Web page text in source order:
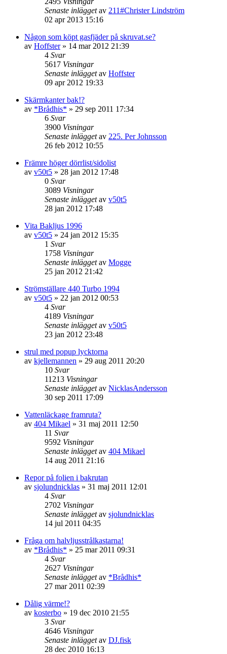
Senaste inläggetav 211#Christer Lindström
02 apr 2013 15:16
Någon som köpt gasfjäder på skruvat.se?
av Hoffster» 14 mar 2012 21:39
4 Svar
5617 Visningar
Senaste inläggetav Hoffster
09 apr 2012 19:33
Skärmkanter bak!?
av *Brådhis* » 29 sep 2011 17:34
6 Svar
3900 Visningar
Senaste inläggetav 225. Per Johnsson
26 feb 2012 10:55
Främre höger dörrlist/sidolist
av v50t5 » 28 jan 2012 17:48
0 Svar
3089 Visningar
Senaste inläggetav v50t5
28 jan 2012 17:48
Vita Bakljus 1996
av v50t5 » 24 jan 2012 15:35
1 Svar
1758 Visningar
Senaste inläggetav Mogge
25 jan 2012 21:42
Strömställare 440 Turbo 1994
av v50t5 » 22 jan 2012 00:53
4 Svar
4189 Visningar
Senaste inläggetav v50t5
23 jan 2012 23:48
strul med popup lycktorna
av kjellemannen » 29 aug 2011 20:20
10 Svar
11213 Visningar
Senaste inläggetav NicklasAndersson
30 sep 2011 17:09
Vattenläckage framruta?
av 404 Mikael » 31 maj 2011 12:50
11 Svar
9592 Visningar
Senaste inläggetav 404 Mikael
14 aug 2011 21:16
Repor på folien i bakrutan
av sjolundnicklas » 31 maj 2011 12:01
4 Svar
2702 Visningar
Senaste inläggetav sjolundnicklas
14 jul 2011 04:35
Fråga om halvljusstrålkastarna!
av *Brådhis* » 25 mar 2011 09:31
4 Svar
2627 Visningar
Senaste inläggetav *Brådhis*
27 mar 2011 02:39
Dålig värme!?
av kosterbo » 19 dec 2010 21:55
3 Svar
4646 Visningar
Senaste inläggetav DJ.fisk
28 dec 2010 16:13